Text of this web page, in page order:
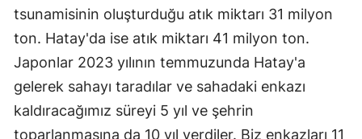
tsunamisinin oluşturduğu atık miktarı 31 milyon
ton. Hatay'da ise atık miktarı 41 milyon ton.
Japonlar 2023 yılının temmuzunda Hatay'a
gelerek sahayı taradılar ve sahadaki enkazı
kaldıracağımız süreyi 5 yıl ve şehrin
toparlanmasına da 10 yıl verdiler. Biz enkazları 11